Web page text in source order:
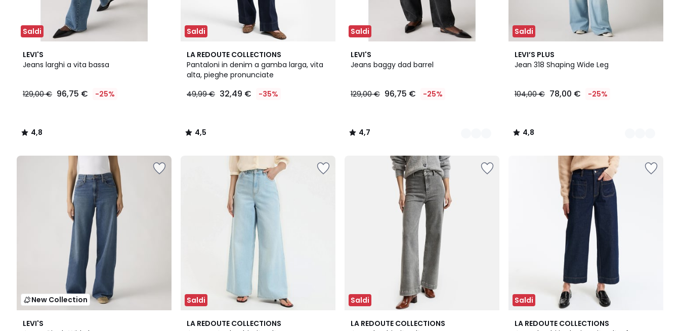
Saldi
LEVI'S
Jeans larghi a vita bassa
129,00 € 96,75 € -25%
4,8
/ 5
4,8
/
Saldi
LA REDOUTE COLLECTIONS
Pantaloni in denim a gamba larga, vita
alta, pieghe pronunciate
49,99 € 32,49 € -35%
4,5
/ 5
4,5
/
Saldi
LEVI'S
Jeans baggy dad barrel
129,00 € 96,75 € -25%
4,7
/ 5
2
Colori
4,7
/
Saldi
LEVI’S PLUS
Jean 318 Shaping Wide Leg
104,00 € 78,00 € -25%
4,8
/ 5
2
Colori
4,8
/
New Collection
LEVI'S
4,7
4
Saldi
LA REDOUTE COLLECTIONS
4,6
4
Saldi
LA REDOUTE COLLECTIONS
4,2
2
Saldi
LA REDOUTE COLLECTIONS
4,4
3